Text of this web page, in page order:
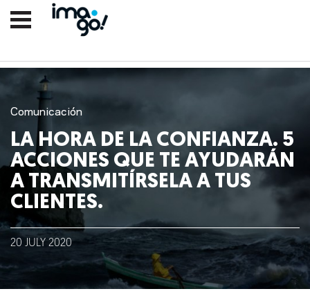
Nosotros
Lo que hacemos
Comunicación
LA HORA DE LA CONFIANZA. 5
ACCIONES QUE TE AYUDARÁN
A TRANSMITÍRSELA A TUS
CLIENTES.
20 JULY 2020